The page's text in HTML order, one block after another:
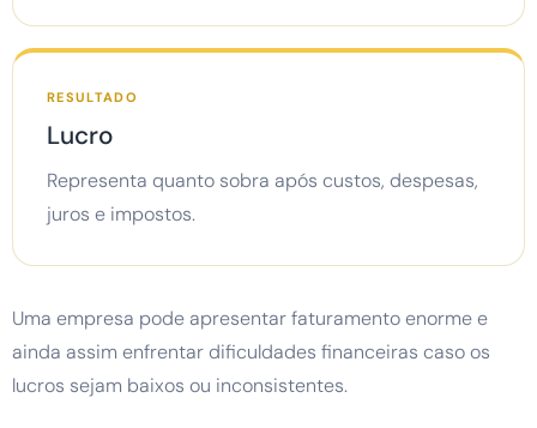
RESULTADO
Lucro
Representa quanto sobra após custos, despesas,
juros e impostos.
Uma empresa pode apresentar faturamento enorme e
ainda assim enfrentar dificuldades financeiras caso os
lucros sejam baixos ou inconsistentes.